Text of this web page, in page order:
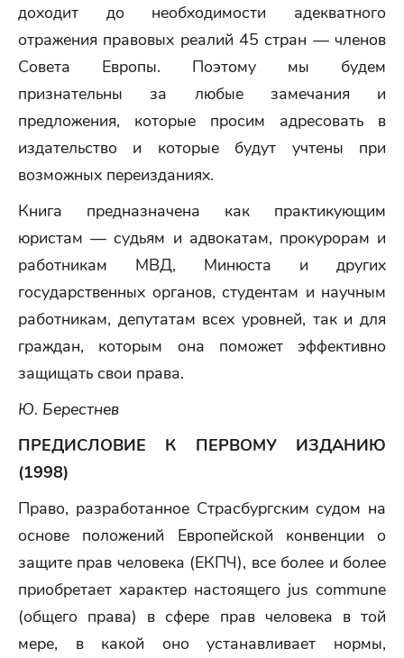
доходит до необходимости адекватного
отражения правовых реалий 45 стран — членов
Совета Европы. Поэтому мы будем
признательны за любые замечания и
предложения, которые просим адресовать в
издательство и которые будут учтены при
возможных переизданиях.
Книга предназначена как практикующим
юристам — судьям и адвокатам, прокурорам и
работникам МВД, Минюста и других
государственных органов, студентам и научным
работникам, депутатам всех уровней, так и для
граждан, которым она поможет эффективно
защищать свои права.
Ю. Берестнев
ПРЕДИСЛОВИЕ К ПЕРВОМУ ИЗДАНИЮ
(1998)
Право, разработанное Страсбургским судом на
основе положений Европейской конвенции о
защите прав человека (ЕКПЧ), все более и более
приобретает характер настоящего jus commune
(общего права) в сфере прав человека в той
мере, в какой оно устанавливает нормы,